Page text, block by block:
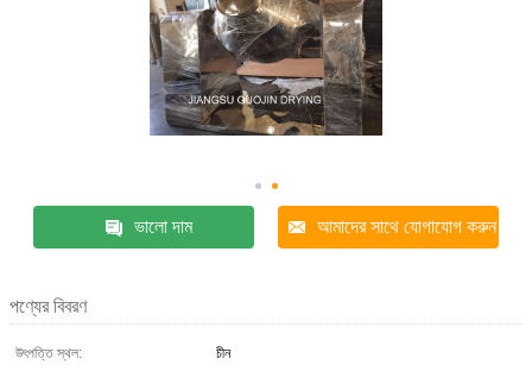
ভালো দাম আমাদের সাথে যোগাযোগ করুন
পণ্যের বিবরণ
উৎপত্তি স্থল:
চীন